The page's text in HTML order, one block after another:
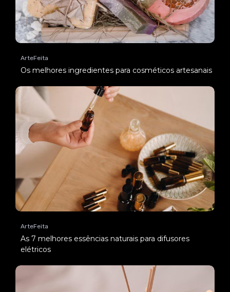
ArteFeita
Os melhores ingredientes para cosméticos artesanais
ArteFeita
As 7 melhores essências naturais para difusores
elétricos